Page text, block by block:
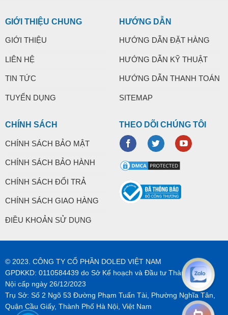
GIỚI THIỆU CHUNG
GIỚI THIỆU
LIÊN HỆ
TIN TỨC
TUYỂN DỤNG
HƯỚNG DẪN
HƯỚNG DẪN ĐẶT HÀNG
HƯỚNG DẪN KỸ THUẬT
HƯỚNG DẪN THANH TOÁN
SITEMAP
CHÍNH SÁCH
CHÍNH SÁCH BẢO MẬT
CHÍNH SÁCH BẢO HÀNH
CHÍNH SÁCH ĐỔI TRẢ
CHÍNH SÁCH GIAO HÀNG
ĐIỀU KHOẢN SỬ DỤNG
THEO DÕI CHÚNG TÔI
© 2023. CÔNG TY CỔ PHẦN DOLED VIỆT NAM
GPDKKD: 0110584439 do Sở Kế hoạch và Đầu tư Thành phố Hà
Nội cấp ngày 26/12/2023
Trụ Sở: Số 2 Ngõ 53 Đường Phạm Tuấn Tài, Phường Nghĩa Tân,
Quận Cầu Giấy, Thành Phố Hà Nội, Việt Nam